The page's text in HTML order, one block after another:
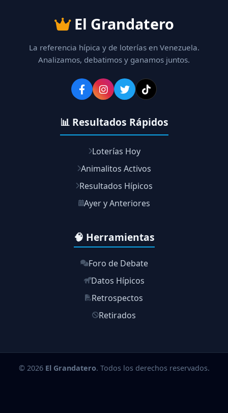
El Grandatero
La referencia hípica y de loterías en Venezuela.
Analizamos, debatimos y ganamos juntos.
📊 Resultados Rápidos
Loterías Hoy
Animalitos Activos
Resultados Hípicos
Ayer y Anteriores
🧠 Herramientas
Foro de Debate
Datos Hípicos
Retrospectos
Retirados
© 2026 El Grandatero. Todos los derechos reservados.